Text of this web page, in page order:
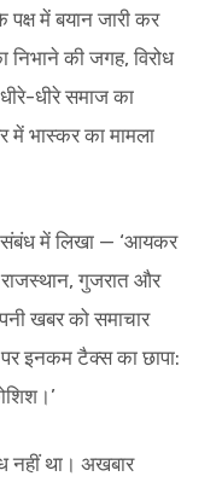
में बयान जारी कर
निभाने की जगह, विरोध
धीरे समाज का
में भास्कर का मामला
में लिखा — ‘आयकर
गुजरात और
खबर को समाचार
इनकम टैक्स का छापा:
नहीं था। अखबार